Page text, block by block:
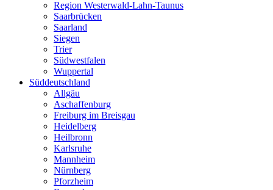
Region Westerwald-Lahn-Taunus
Saarbrücken
Saarland
Siegen
Trier
Südwestfalen
Wuppertal
Süddeutschland
Allgäu
Aschaffenburg
Freiburg im Breisgau
Heidelberg
Heilbronn
Karlsruhe
Mannheim
Nürnberg
Pforzheim